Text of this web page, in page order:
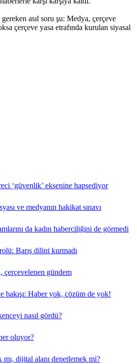
asıl soru şu: Medya, çerçeve
çerçeve yasa etrafında kurulan siyasal
‘güvenlik’ eksenine hapsediyor
ve medyanın hakikat sınavı
da kadın haberciliğini de görmedi
Barış dilini kurmadı
çerçevelenen gündem
bakışı: Haber yok, çözüm de yok!
nasıl gördü?
oluyor?
mı, dijital alanı denetlemek mi?